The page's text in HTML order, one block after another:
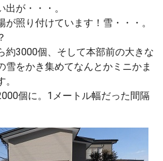
が・・・。
が照り付けています！雪・・・。
約3000個、そして本部前の大きな
雪をかき集めてなんとかミニかま
個に。1メートル幅だった間隔